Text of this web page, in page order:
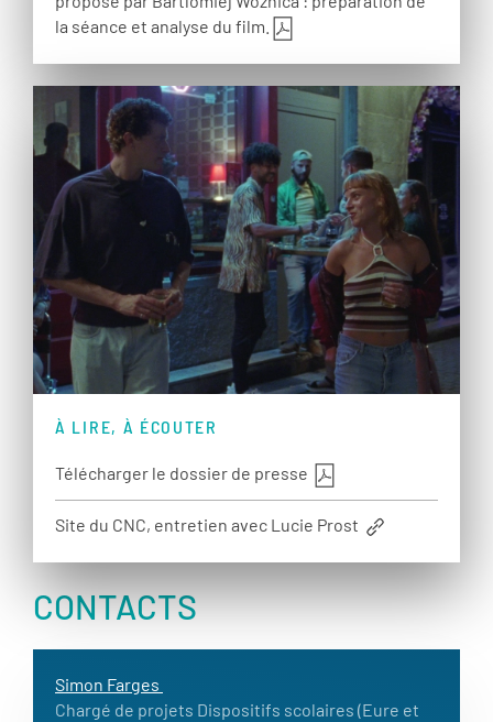
la séance et analyse du film.
À LIRE, À ÉCOUTER
Télécharger le dossier de presse
Site du CNC, entretien avec Lucie Prost
CONTACTS
Simon Farges
Chargé de projets Dispositifs scolaires (Eure et